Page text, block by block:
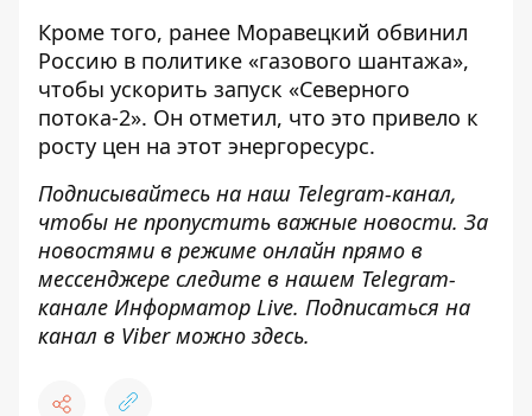
Кроме того, ранее Моравецкий обвинил
Россию в политике «газового шантажа»,
чтобы ускорить запуск «Северного
потока-2». Он отметил, что это привело к
росту цен на этот энергоресурс.
Подписывайтесь на наш Telegram-канал,
чтобы не пропустить важные новости. За
новостями в режиме онлайн прямо в
мессенджере следите в нашем Telegram-
канале Информатор Live. Подписаться на
канал в Viber можно здесь.